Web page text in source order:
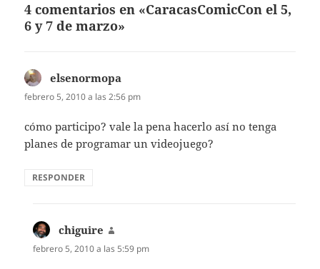
4 comentarios en «CaracasComicCon el 5,
6 y 7 de marzo»
elsenormopa
febrero 5, 2010 a las 2:56 pm
cómo participo? vale la pena hacerlo así no tenga
planes de programar un videojuego?
RESPONDER
chiguire
febrero 5, 2010 a las 5:59 pm